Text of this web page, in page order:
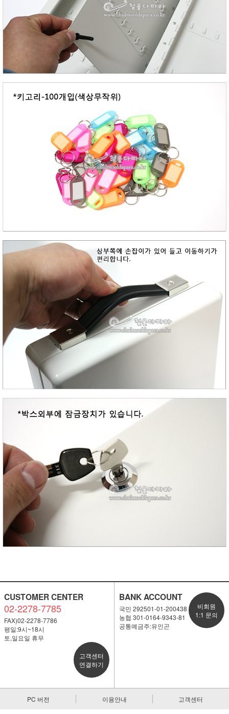
CUSTOMER CENTER
02-2278-7785
FAX)02-2278-7786
평일:9시~18시
토,일요일 휴무
고객센터
연결하기
BANK ACCOUNT
국민 292501-01-200438
농협 301-0164-9343-81
공통예금주:유인곤
비회원
1:1 문의
PC 버전 이용안내 고객센터